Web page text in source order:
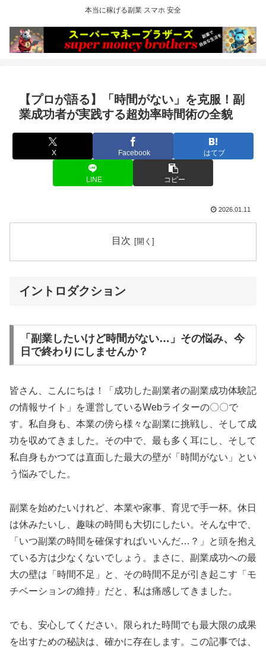
本当に稼げる副業 スマホ 安全
【プロが語る】「時間がない」を克服！副
業成功者が実践する超効率時間術の全貌
X Facebook はてブ
LINE コピー
2026.01.11
目次
イントロダクション
「副業したいけど時間がない…」その悩み、今
日で終わりにしませんか？
皆さん、こんにちは！「成功した副業者の副業成功体験記
の情報サイト」を運営しているWebライターの〇〇で
す。私自身も、本業の傍ら様々な副業に挑戦し、そして成
功を収めてきました。その中で、最も多く耳にし、そして
私自身もかつては直面した最大の壁が「時間がない」とい
う悩みでした。
副業を始めたいけれど、本業や家事、育児で手一杯。休日
は休みたいし、趣味の時間も大切にしたい。そんな中で、
「いつ副業の時間を確保すればいいんだ…？」と頭を抱え
ている方は少なくないでしょう。まさに、副業成功への最
大の壁は「時間不足」と、その時間不足が引き起こす「モ
チベーションの維持」だと、私は痛感してきました。
でも、安心してください。限られた時間でも最大限の成果
を出すための秘訣は、確かに存在します。この記事では、